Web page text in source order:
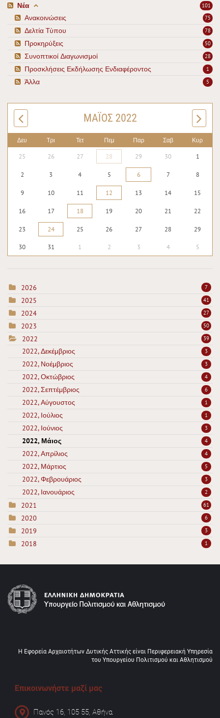
101
Νέα
75
Ανακοινώσεις
78
Δελτία Τύπου
50
Προκηρύξεις
28
Συνοπτικοί Διαγωνισμοί
1
Προσκλήσεις Εκδήλωσης Ενδιαφέροντος
5
Άλλα
ΜΆΙΟΣ 2022
Δευ Τρι Τετ Πεμ Παρ Σαβ Κυρ
25 26 27 28 29 30 1
2 3 4 5 6 7 8
9 10 11 12 13 14 15
16 17 18 19 20 21 22
23 24 25 26 27 28 29
30 31 1 2 3 4 5
2026 7
2025 41
2024 27
2023 50
2022 39
2022, Δεκέμβριος 3
2022, Νοέμβριος 3
2022, Οκτώβριος 4
2022, Σεπτέμβριος 6
2022, Αύγουστος 1
2022, Ιούλιος 1
2022, Ιούνιος 3
2022, Μάιος 4
2022, Απρίλιος 4
2022, Μάρτιος 5
2022, Φεβρουάριος 3
2022, Ιανουάριος 2
2021 61
2020 6
2019 3
2018 1
Η Εφορεία Αρχαιοτήτων Δυτικής Αττικής είναι Περιφερειακή Υπηρεσία
του Υπουργείου Πολιτισμού και Αθλητισμού
Επικοινωνήστε μαζί μας
Πανός 16, 105 55, Αθήνα